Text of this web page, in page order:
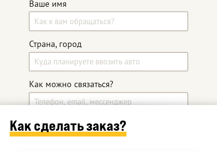
Ваше имя
Страна, город
Как можно связаться?
Какой автомобиль ищите?
Как сделать заказ?